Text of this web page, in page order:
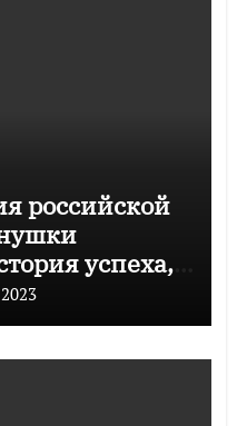
российской
успеха,